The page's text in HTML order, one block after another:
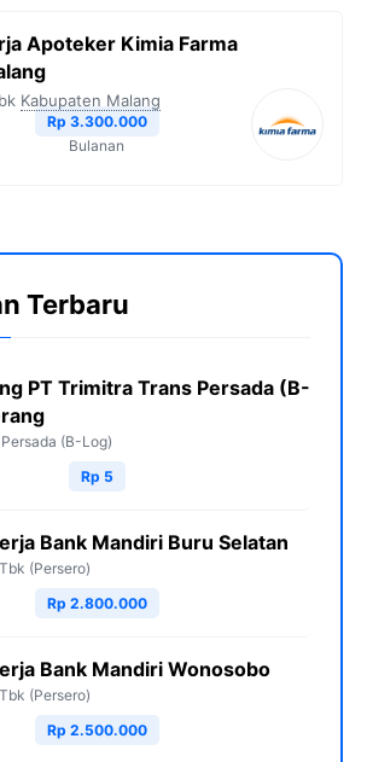
Apoteker Kimia Farma
Kabupaten Malang
Rp 3.300.000
Bulanan
Terbaru
PT Trimitra Trans Persada (B-
(B-Log)
Rp 5
Bank Mandiri Buru Selatan
(Persero)
Rp 2.800.000
Bank Mandiri Wonosobo
(Persero)
Rp 2.500.000